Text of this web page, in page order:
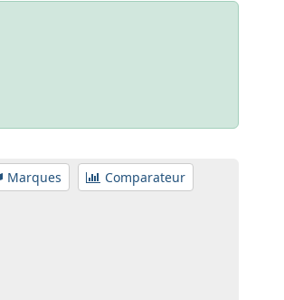
Marques Comparateur